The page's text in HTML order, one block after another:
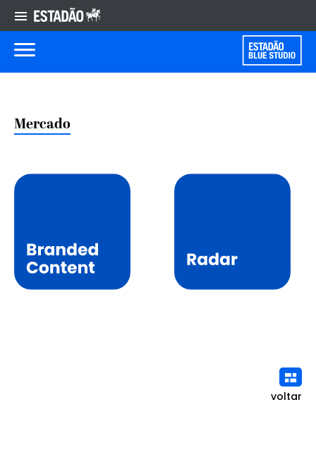
Mercado
voltar